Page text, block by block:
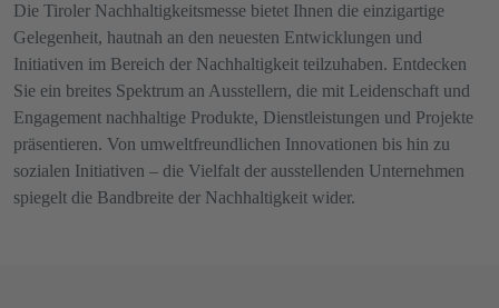
Die Tiroler Nachhaltigkeitsmesse bietet Ihnen die einzigartige
Gelegenheit, hautnah an den neuesten Entwicklungen und
Initiativen im Bereich der Nachhaltigkeit teilzuhaben. Entdecken
Sie ein breites Spektrum an Ausstellern, die mit Leidenschaft und
Engagement nachhaltige Produkte, Dienstleistungen und Projekte
präsentieren. Von umweltfreundlichen Innovationen bis hin zu
sozialen Initiativen – die Vielfalt der ausstellenden Unternehmen
spiegelt die Bandbreite der Nachhaltigkeit wider.